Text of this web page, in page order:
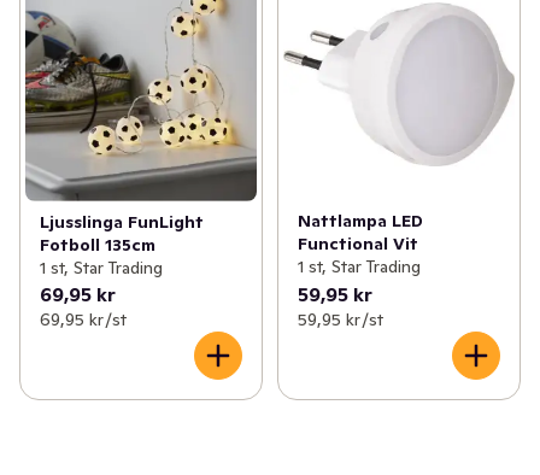
Ljusslinga FunLight
Fotboll 135cm
1 st, Star Trading
69,95 kr
69,95 kr /st
Nattlampa LED
Functional Vit
1 st, Star Trading
59,95 kr
59,95 kr /st